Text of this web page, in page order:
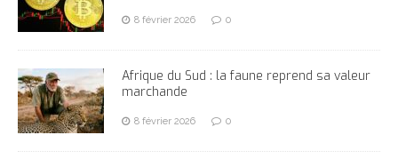
8 février 2026 0
Afrique du Sud : la faune reprend sa valeur
marchande
8 février 2026 0